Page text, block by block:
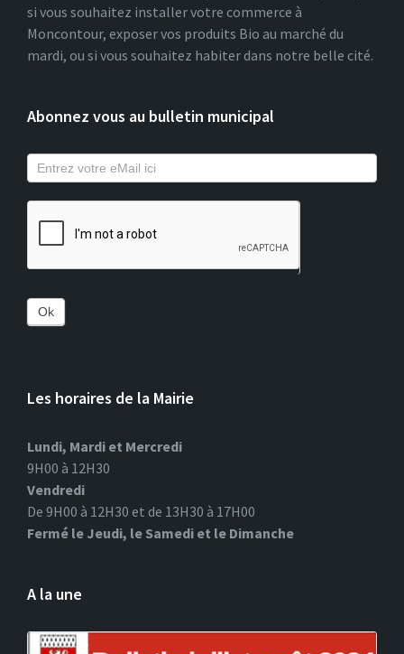
si vous souhaitez installer votre commerce à
Moncontour, exposer vos produits Bio au marché du
mardi, ou si vous souhaitez habiter dans notre belle cité.
Abonnez vous au bulletin municipal
Ok
Les horaires de la Mairie
Lundi, Mardi et Mercredi
9H00 à 12H30
Vendredi
De 9H00 à 12H30 et de 13H30 à 17H00
Fermé le Jeudi, le Samedi et le Dimanche
A la une